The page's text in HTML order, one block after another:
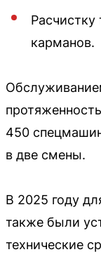
Расчистку
карманов.
450
в две смены.
В 2025 году
также были
технические